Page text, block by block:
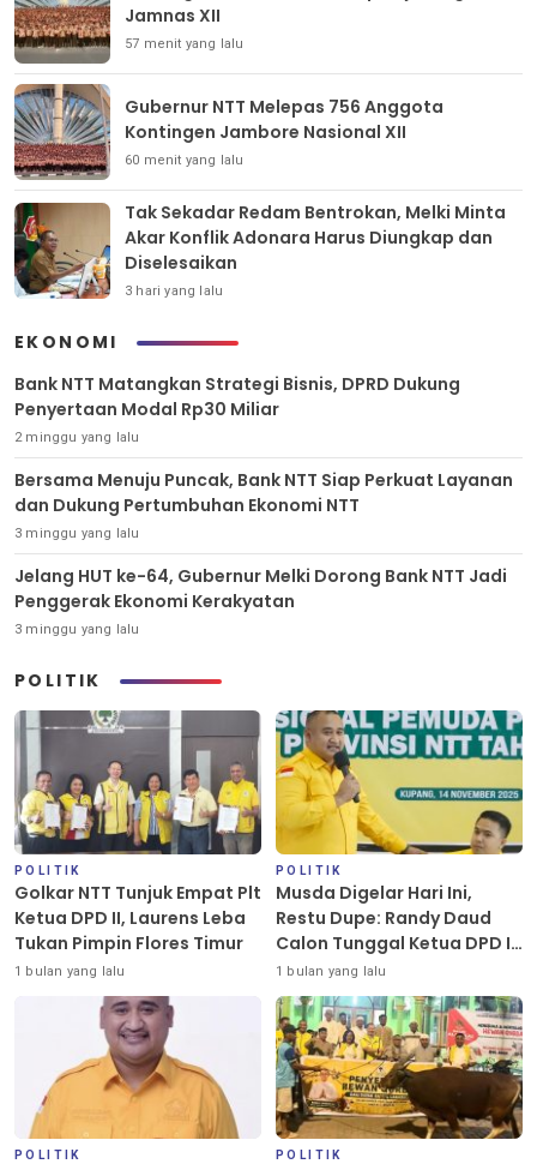
Jamnas XII
57 menit yang lalu
Gubernur NTT Melepas 756 Anggota
Kontingen Jambore Nasional XII
60 menit yang lalu
Tak Sekadar Redam Bentrokan, Melki Minta
Akar Konflik Adonara Harus Diungkap dan
Diselesaikan
3 hari yang lalu
EKONOMI
Bank NTT Matangkan Strategi Bisnis, DPRD Dukung
Penyertaan Modal Rp30 Miliar
2 minggu yang lalu
Bersama Menuju Puncak, Bank NTT Siap Perkuat Layanan
dan Dukung Pertumbuhan Ekonomi NTT
3 minggu yang lalu
Jelang HUT ke-64, Gubernur Melki Dorong Bank NTT Jadi
Penggerak Ekonomi Kerakyatan
3 minggu yang lalu
POLITIK
POLITIK
Golkar NTT Tunjuk Empat Plt
Ketua DPD II, Laurens Leba
Tukan Pimpin Flores Timur
1 bulan yang lalu
POLITIK
Musda Digelar Hari Ini,
Restu Dupe: Randy Daud
Calon Tunggal Ketua DPD II
Golkar Kota Kupang
1 bulan yang lalu
POLITIK POLITIK